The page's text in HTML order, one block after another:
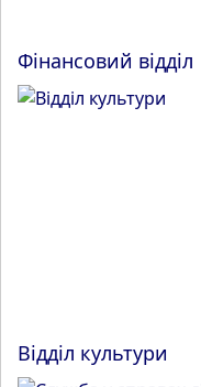
Фінансовий відділ
Відділ культури